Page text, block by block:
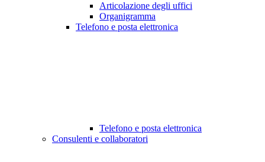
Articolazione degli uffici
Organigramma
Telefono e posta elettronica
Telefono e posta elettronica
Consulenti e collaboratori